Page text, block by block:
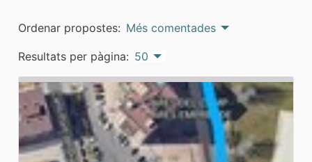
Ordenar propostes: Més comentades
Resultats per pàgina: 50